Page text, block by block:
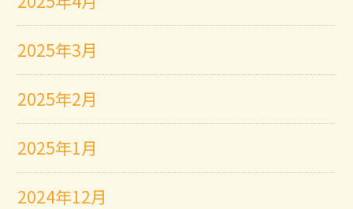
2025年3月
2025年2月
2025年1月
2024年12月